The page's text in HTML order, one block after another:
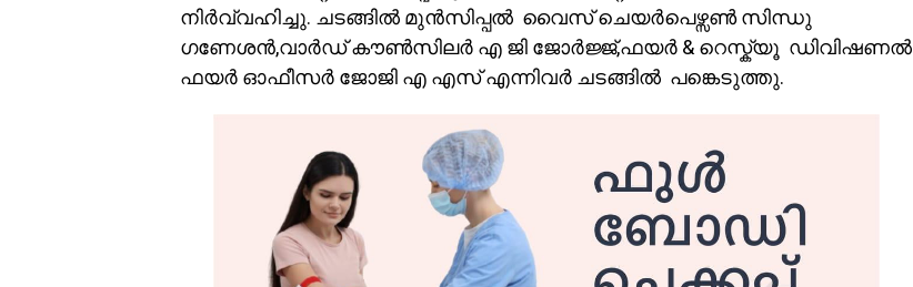
നിർവ്വഹിച്ചു. ചടങ്ങിൽ മുൻസിപ്പൽ വൈസ് ചെയർപെഴ്സൺ സിന്ധു
ഗണേശൻ,വാർഡ് കൗൺസിലർ എ ജി ജോർജ്ജ്,ഫയർ & റെസ്ക്യൂ ഡിവിഷണൽ
ഫയർ ഓഫീസർ ജോജി എ എസ് എന്നിവർ ചടങ്ങിൽ പങ്കെടുത്തു.